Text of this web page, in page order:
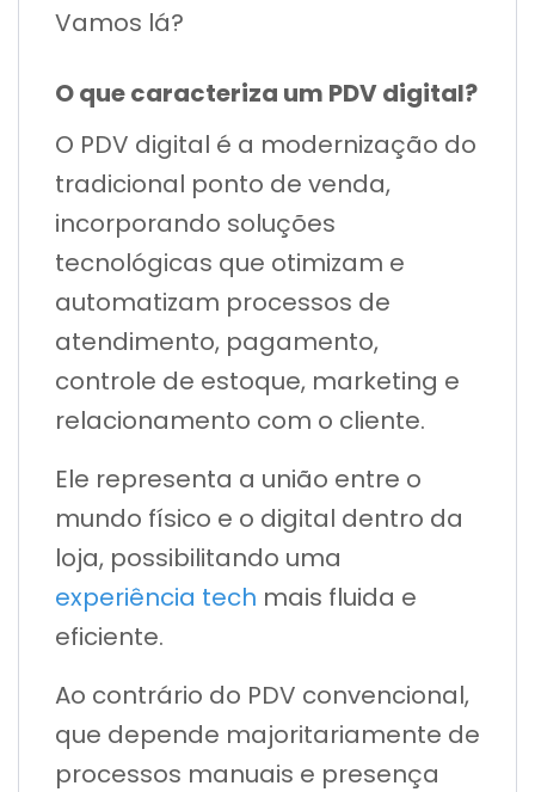
Vamos lá?
O que caracteriza um PDV digital?
O PDV digital é a modernização do
tradicional ponto de venda,
incorporando soluções
tecnológicas que otimizam e
automatizam processos de
atendimento, pagamento,
controle de estoque, marketing e
relacionamento com o cliente.
Ele representa a união entre o
mundo físico e o digital dentro da
loja, possibilitando uma
experiência tech mais fluida e
eficiente.
Ao contrário do PDV convencional,
que depende majoritariamente de
processos manuais e presença